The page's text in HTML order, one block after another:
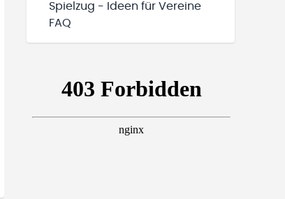
Spielzug - Ideen für Vereine
FAQ